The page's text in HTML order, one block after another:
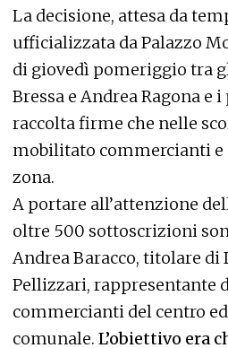
La decisione, attesa da
ufficializzata da Palazzo
di giovedì pomeriggio tra
Bressa e Andrea Ragona e
raccolta firme che nelle
mobilitato commercianti
zona.
A portare all’attenzione
oltre 500 sottoscrizioni
Andrea Baracco, titolare di
Pellizzari, rappresentante
commercianti del centro
comunale. L’obiettivo era